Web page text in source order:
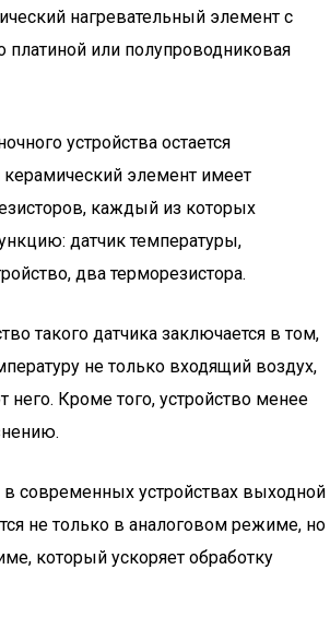
нагревательный элемент с
платиной или полупроводниковая
устройства остается
элемент имеет
каждый из которых
датчик температуры,
два терморезистора.
такого датчика заключается в том,
не только входящий воздух,
Кроме того, устройство менее
в современных устройствах выходной
не только в аналоговом режиме, но
который ускоряет обработку